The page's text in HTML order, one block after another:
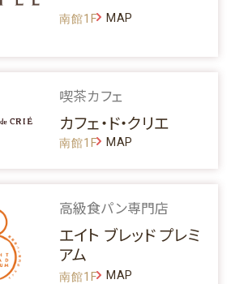
南館1F MAP
喫茶カフェ
カフェ・ド・クリエ
南館1F MAP
高級食パン専門店
エイト ブレッド プレミ
アム
南館1F MAP